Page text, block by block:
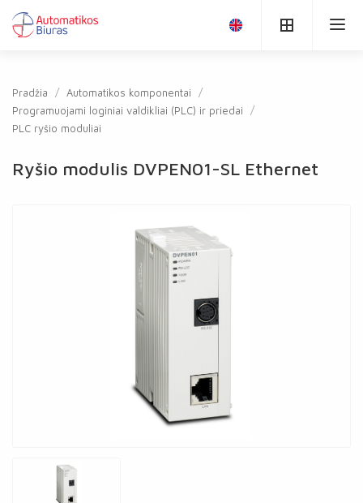
Pradžia
Automatikos komponentai
Programuojami loginiai valdikliai (PLC) ir priedai
PLC ryšio moduliai
Ryšio modulis DVPEN01-SL Ethernet